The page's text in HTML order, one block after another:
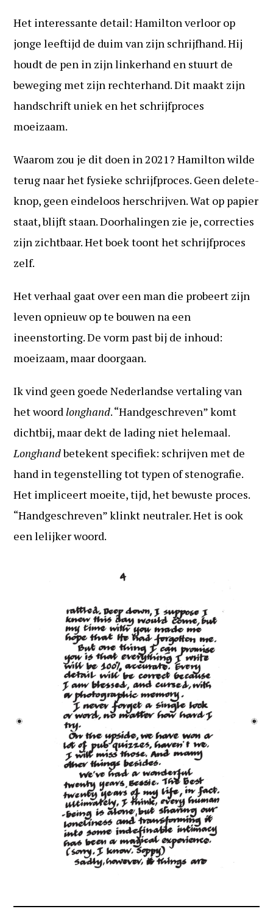
Het interessante detail: Hamilton verloor op
jonge leeftijd de duim van zijn schrijfhand. Hij
houdt de pen in zijn linkerhand en stuurt de
beweging met zijn rechterhand. Dit maakt zijn
handschrift uniek en het schrijfproces
moeizaam.
Waarom zou je dit doen in 2021? Hamilton wilde
terug naar het fysieke schrijfproces. Geen delete-
knop, geen eindeloos herschrijven. Wat op papier
staat, blijft staan. Doorhalingen zie je, correcties
zijn zichtbaar. Het boek toont het schrijfproces
zelf.
Het verhaal gaat over een man die probeert zijn
leven opnieuw op te bouwen na een
ineenstorting. De vorm past bij de inhoud:
moeizaam, maar doorgaan.
Ik vind geen goede Nederlandse vertaling van
het woordlonghand. “Handgeschreven” komt
dichtbij, maar dekt de lading niet helemaal.
Longhandbetekent specifiek: schrijven met de
hand in tegenstelling tot typen of stenografie.
Het impliceert moeite, tijd, het bewuste proces.
“Handgeschreven” klinkt neutraler. Het is ook
een lelijker woord.